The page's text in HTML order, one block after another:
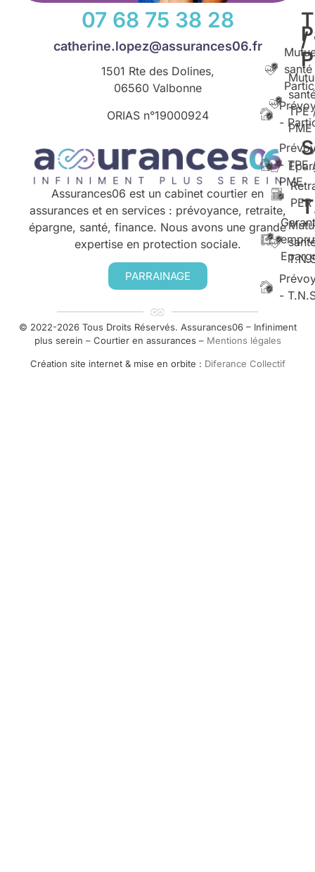
07 68 75 38 28
catherine.lopez@assurances06.fr
1501 Rte des Dolines,
06560 Valbonne
ORIAS n°19000924
Assurances06 est un cabinet courtier en
assurances et en services : prévoyance, retraite,
épargne, santé, finance. Nous avons une grande
expertise en protection sociale.
PARRAINAGE
/
TPE
PME
- TPE
PME
-
-
PER
© 2022-2026 Tous Droits Réservés. Assurances06 – Infiniment
plus serein – Courtier en assurances – Mentions légales
Création site internet & mise en orbite : Diferance Collectif